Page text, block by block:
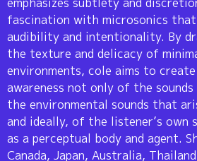
fascination with microsonics
audibility and intentionality. By
the texture and delicacy of
environments, cole aims to
awareness not only of the
the environmental sounds that
and ideally, of the listener’s own
as a perceptual body and agent.
Canada, Japan, Australia,